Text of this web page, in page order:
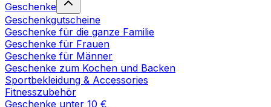
Geschenke
Geschenkgutscheine
Geschenke für die ganze Familie
Geschenke für Frauen
Geschenke für Männer
Geschenke zum Kochen und Backen
Sportbekleidung & Accessories
Fitnesszubehör
Geschenke unter 10 €